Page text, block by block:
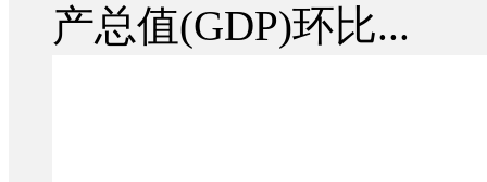
产总值(GDP)环比...